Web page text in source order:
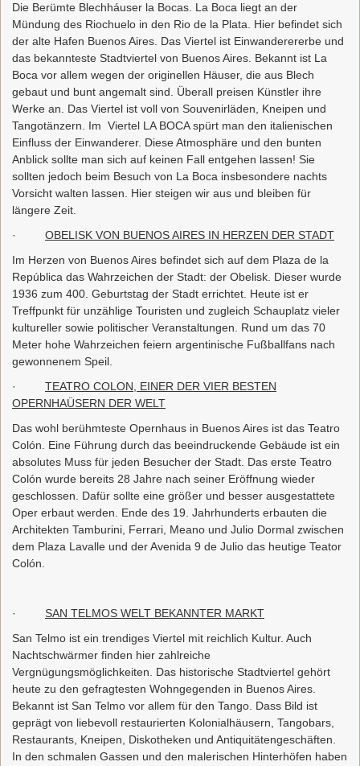
Die Berümte Blechháuser la Bocas. La Boca liegt an der
Mündung des Riochuelo in den Rio de la Plata. Hier befindet sich
der alte Hafen Buenos Aires. Das Viertel ist Einwanderererbe und
das bekannteste Stadtviertel von Buenos Aires. Bekannt ist La
Boca vor allem wegen der originellen Häuser, die aus Blech
gebaut und bunt angemalt sind. Überall preisen Künstler ihre
Werke an. Das Viertel ist voll von Souvenirläden, Kneipen und
Tangotänzern. Im Viertel LA BOCA spürt man den italienischen
Einfluss der Einwanderer. Diese Atmosphäre und den bunten
Anblick sollte man sich auf keinen Fall entgehen lassen! Sie
sollten jedoch beim Besuch von La Boca insbesondere nachts
Vorsicht walten lassen. Hier steigen wir aus und bleiben für
längere Zeit.
· OBELISK VON BUENOS AIRES IN HERZEN DER STADT
Im Herzen von Buenos Aires befindet sich auf dem Plaza de la
República das Wahrzeichen der Stadt: der Obelisk. Dieser wurde
1936 zum 400. Geburtstag der Stadt errichtet. Heute ist er
Treffpunkt für unzählige Touristen und zugleich Schauplatz vieler
kultureller sowie politischer Veranstaltungen. Rund um das 70
Meter hohe Wahrzeichen feiern argentinische Fußballfans nach
gewonnenem Speil.
· TEATRO COLON, EINER DER VIER BESTEN
OPERNHAÜSERN DER WELT
Das wohl berühmteste Opernhaus in Buenos Aires ist das Teatro
Colón. Eine Führung durch das beeindruckende Gebäude ist ein
absolutes Muss für jeden Besucher der Stadt. Das erste Teatro
Colón wurde bereits 28 Jahre nach seiner Eröffnung wieder
geschlossen. Dafür sollte eine größer und besser ausgestattete
Oper erbaut werden. Ende des 19. Jahrhunderts erbauten die
Architekten Tamburini, Ferrari, Meano und Julio Dormal zwischen
dem Plaza Lavalle und der Avenida 9 de Julio das heutige Teator
Colón.
· SAN TELMOS WELT BEKANNTER MARKT
San Telmo ist ein trendiges Viertel mit reichlich Kultur. Auch
Nachtschwärmer finden hier zahlreiche
Vergnügungsmöglichkeiten. Das historische Stadtviertel gehört
heute zu den gefragtesten Wohngegenden in Buenos Aires.
Bekannt ist San Telmo vor allem für den Tango. Dass Bild ist
geprägt von liebevoll restaurierten Kolonialhäusern, Tangobars,
Restaurants, Kneipen, Diskotheken und Antiquitätengeschäften.
In den schmalen Gassen und den malerischen Hinterhöfen haben